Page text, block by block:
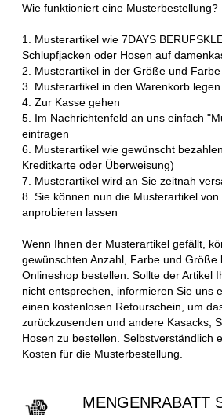
Wie funktioniert eine Musterbestellung?
1. Musterartikel wie 7DAYS
Schlupfjacken oder Hosen auf
2. Musterartikel in der Größe und
3. Musterartikel in den Warenkorb legen
4. Zur Kasse gehen
5. Im Nachrichtenfeld an uns einfach
eintragen
6. Musterartikel wie gewünscht
Kreditkarte oder Überweisung)
7. Musterartikel wird an Sie zeitnah
8. Sie können nun die Musterartikel
anprobieren lassen
Wenn Ihnen der Musterartikel gefällt,
gewünschten Anzahl, Farbe und Größe
Onlineshop bestellen. Sollte der Artikel
nicht entsprechen, informieren Sie uns
einen kostenlosen Retourschein, um
zurückzusenden und andere Kasacks,
Hosen zu bestellen. Selbstverständlich
Kosten für die Musterbestellung.
MENGENRABATT